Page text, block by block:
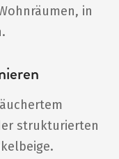
in
strukturierten